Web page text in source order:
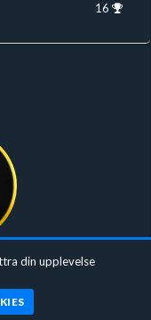
16
din upplevelse